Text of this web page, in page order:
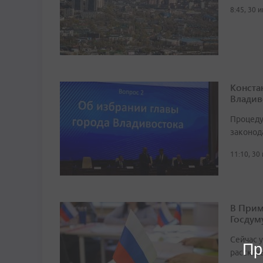
8:45, 30
11:10,
В
Сейчас